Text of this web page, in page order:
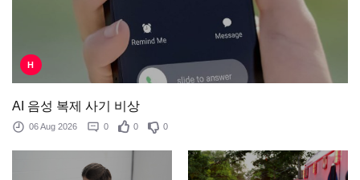
H
AI 음성 복제 사기 비상
06 Aug 2026 0 0 0